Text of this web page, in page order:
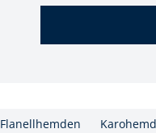
Flanellhemden